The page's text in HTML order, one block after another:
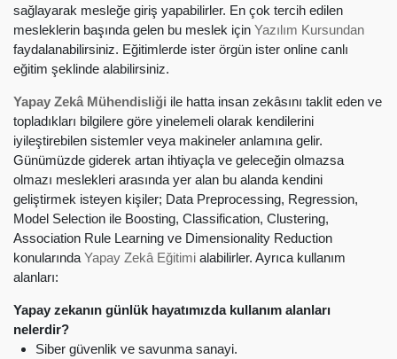
sağlayarak mesleğe giriş yapabilirler. En çok tercih edilen
mesleklerin başında gelen bu meslek için Yazılım Kursundan
faydalanabilirsiniz. Eğitimlerde ister örgün ister online canlı
eğitim şeklinde alabilirsiniz.
Yapay Zekâ Mühendisliği ile hatta insan zekâsını taklit eden ve
topladıkları bilgilere göre yinelemeli olarak kendilerini
iyileştirebilen sistemler veya makineler anlamına gelir.
Günümüzde giderek artan ihtiyaçla ve geleceğin olmazsa
olmazı meslekleri arasında yer alan bu alanda kendini
geliştirmek isteyen kişiler; Data Preprocessing, Regression,
Model Selection ile Boosting, Classification, Clustering,
Association Rule Learning ve Dimensionality Reduction
konularında Yapay Zekâ Eğitimi alabilirler. Ayrıca kullanım
alanları:
Yapay zekanın günlük hayatımızda kullanım alanları
nelerdir?
Siber güvenlik ve savunma sanayi.